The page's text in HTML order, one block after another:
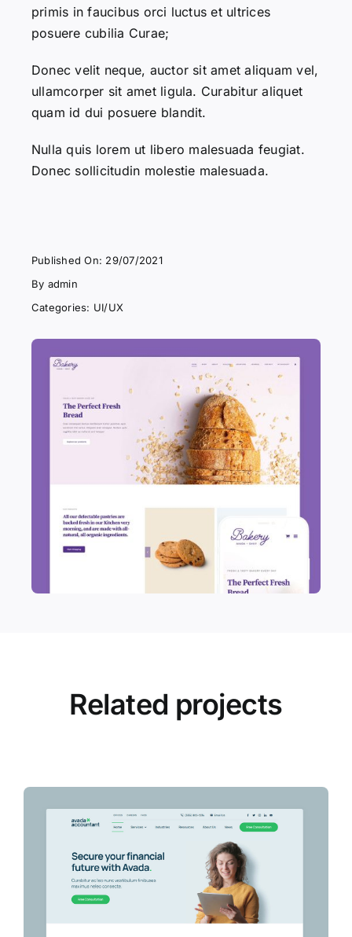
primis in faucibus orci luctus et ultrices
posuere cubilia Curae;
Donec velit neque, auctor sit amet aliquam vel,
ullamcorper sit amet ligula. Curabitur aliquet
quam id dui posuere blandit.
Nulla quis lorem ut libero malesuada feugiat.
Donec sollicitudin molestie malesuada.
Published On: 29/07/2021
By admin
Categories: UI/UX
Related projects